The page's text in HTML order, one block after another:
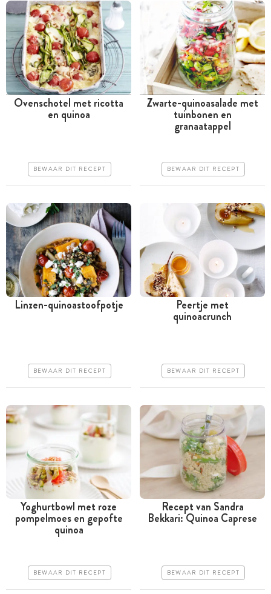
Tussen 30 minuten en 1
Ovenschotel met ricotta
en quinoa
BEWAAR DIT RECEPT
Tussen 30 minuten en 1
Zwarte-quinoasalade met
tuinbonen en
granaatappel
BEWAAR DIT RECEPT
Linzen-quinoastoofpotje
BEWAAR DIT RECEPT
Meer dan 1 uur
Makkelijk
Peertje met
quinoacrunch
BEWAAR DIT RECEPT
Minder dan 30 minuten
Erg makkelijk
Yoghurtbowl met roze
pompelmoes en gepofte
quinoa
BEWAAR DIT RECEPT
Minder dan 30 minuten
Erg makkelijk
Recept van Sandra
Bekkari: Quinoa Caprese
BEWAAR DIT RECEPT